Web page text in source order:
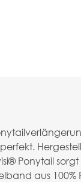
Ponytail
aus